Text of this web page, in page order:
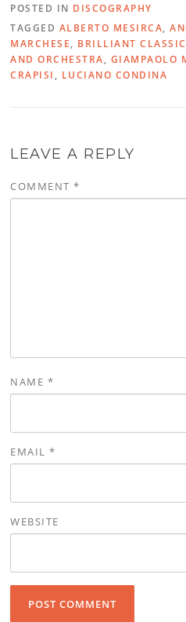
POSTED IN DISCOGRAPHY
TAGGED ALBERTO MESIRCA,
MARCHESE, BRILLIANT
AND ORCHESTRA, GIAMPAOLO
CRAPISI , LUCIANO CONDINA
LEAVE A REPLY
COMMENT*
NAME *
EMAIL*
WEBSITE